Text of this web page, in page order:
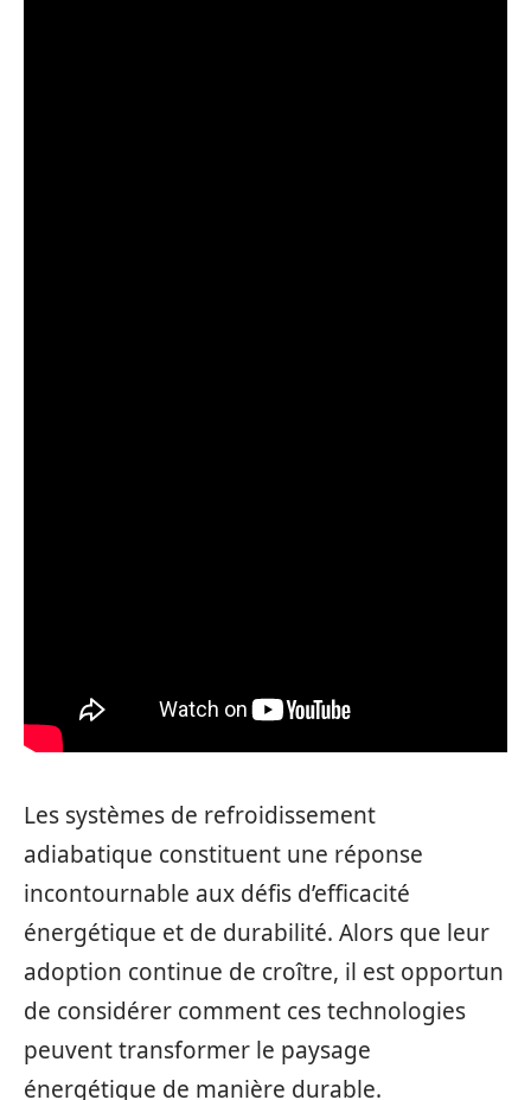
Les systèmes de refroidissement
adiabatique constituent une réponse
incontournable aux défis d’efficacité
énergétique et de durabilité. Alors que leur
adoption continue de croître, il est opportun
de considérer comment ces technologies
peuvent transformer le paysage
énergétique de manière durable.